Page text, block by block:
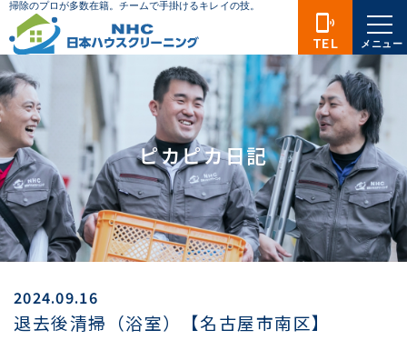
ピカピカ日記
2024.09.16
退去後清掃（浴室）【名古屋市南区】
phonelink_ring
TEL メニュー